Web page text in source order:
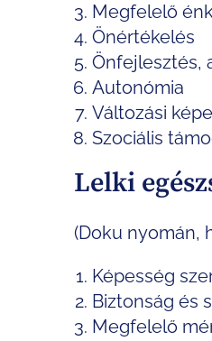
Megfelelő
Önértékelés
Önfejlesztés,
Autonómia
Változási
Szociális
Lelki
(Doku nyomán,
Képesség
Biztonság és
Megfelelő